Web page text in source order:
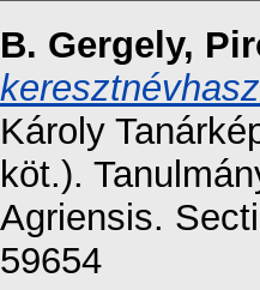
B. Gergely,
Károly
köt.).
Agriensis.
59654